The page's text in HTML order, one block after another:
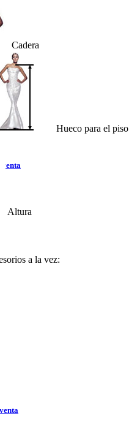
venta
Cadera
Hueco para el piso
Altura
a la vez: